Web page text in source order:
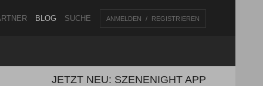
ANMELDEN REGISTRIEREN
BLOG SUCHE
JETZT NEU: SZENENIGHT APP